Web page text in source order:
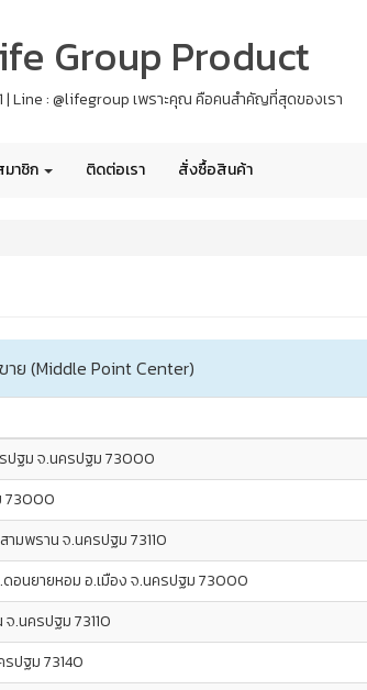
Group Product
| Line : @lifegroup เพราะคุณ คือคนสำคัญที่สุดของเรา
าชิก ติดต่อเรา สั่งซื้อสินค้า
าย (Middle Point Center)
ปฐม จ.นครปฐม 73000
73000
ามพราน จ.นครปฐม 73110
ดอนยายหอม อ.เมือง จ.นครปฐม 73000
.นครปฐม 73110
ปฐม 73140